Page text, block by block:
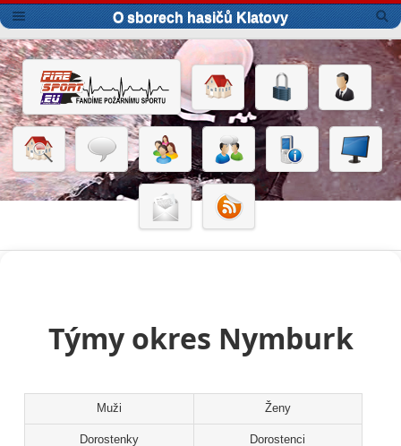
O sborech hasičů Klatovy
Týmy okres Nymburk
Muži Ženy
Dorostenky Dorostenci